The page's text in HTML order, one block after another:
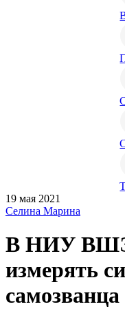
19 мая 2021
Селина Марина
В НИУ ВШЭ
измерять
самозванца